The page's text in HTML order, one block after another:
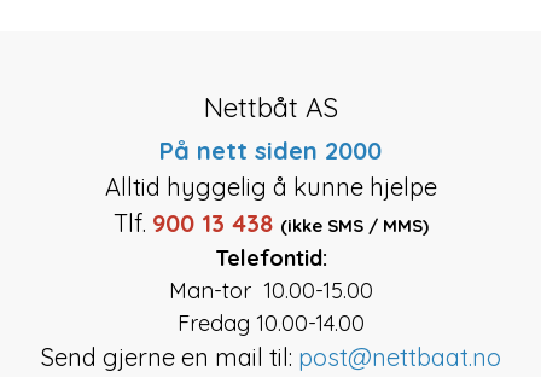
Nettbåt AS
På nett siden 2000
Alltid hyggelig å kunne hjelpe
Tlf. 900 13 438 (ikke SMS / MMS)
Telefontid:
Man-tor 10.00-15.00
Fredag 10.00-14.00
Send gjerne en mail til: post@nettbaat.no